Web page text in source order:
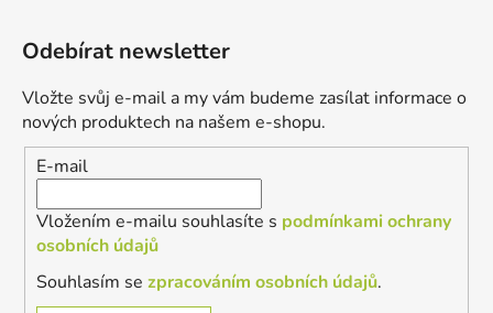
Odebírat newsletter
Vložte svůj e-mail a my vám budeme zasílat informace o
nových produktech na našem e-shopu.
E-mail
Vložením e-mailu souhlasíte s podmínkami ochrany
osobních údajů
Souhlasím se zpracováním osobních údajů.